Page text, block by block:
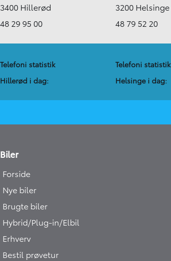
3400 Hillerød
48 29 95 00
3200 Helsinge
48 79 52 20
Telefoni statistik
Hillerød i dag:
Telefoni statistik
Helsinge i dag:
Biler
Forside
Nye biler
Brugte biler
Hybrid/Plug-in/Elbil
Erhverv
Bestil prøvetur